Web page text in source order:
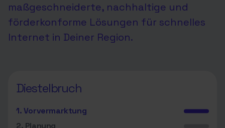
maßgeschneiderte, nachhaltige und
förderkonforme Lösungen für schnelles
Internet in Deiner Region.
Diestelbruch
1. Vorvermarktung
2. Planung